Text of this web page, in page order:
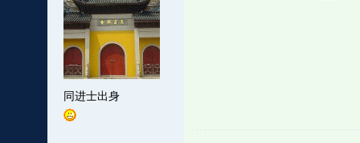
同进士出身